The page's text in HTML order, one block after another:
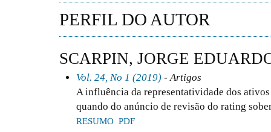
PERFIL DO AUTOR
SCARPIN, JORGE
Vol. 24, No 1 (2019) - Artigos
A influência da representatividade dos
quando do anúncio de revisão do rating
RESUMO PDF